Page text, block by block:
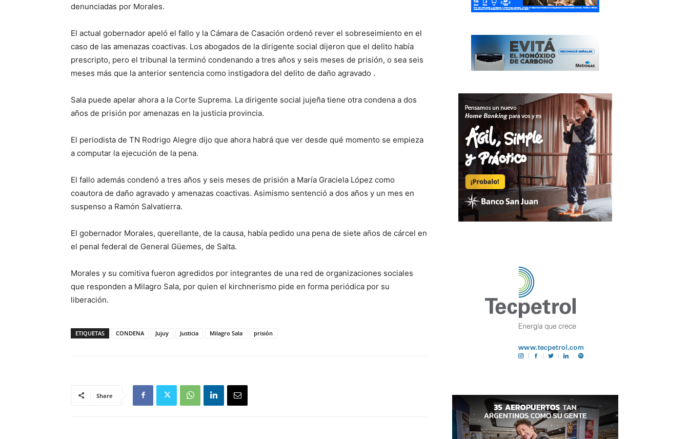
denunciadas por Morales.
El actual gobernador apeló el fallo y la Cámara de Casación ordenó rever el sobreseimiento en el
caso de las amenazas coactivas. Los abogados de la dirigente social dijeron que el delito había
prescripto, pero el tribunal la terminó condenando a tres años y seis meses de prisión, o sea seis
meses más que la anterior sentencia como instigadora del delito de daño agravado .
Sala puede apelar ahora a la Corte Suprema. La dirigente social jujeña tiene otra condena a dos
años de prisión por amenazas en la justicia provincia.
El periodista de TN Rodrigo Alegre dijo que ahora habrá que ver desde qué momento se empieza
a computar la ejecución de la pena.
El fallo además condenó a tres años y seis meses de prisión a María Graciela López como
coautora de daño agravado y amenazas coactivas. Asimismo sentenció a dos años y un mes en
suspenso a Ramón Salvatierra.
El gobernador Morales, querellante, de la causa, había pedido una pena de siete años de cárcel en
el penal federal de General Güemes, de Salta.
Morales y su comitiva fueron agredidos por integrantes de una red de organizaciones sociales
que responden a Milagro Sala, por quien el kirchnerismo pide en forma periódica por su
liberación.
ETIQUETAS CONDENA Jujuy Justicia Milagro Sala prisión
Share